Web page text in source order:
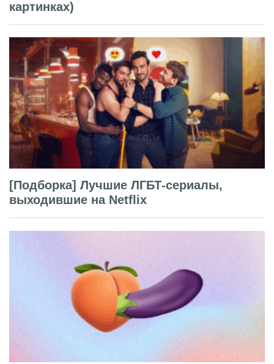
картинках)
[Подборка] Лучшие ЛГБТ-сериалы,
выходившие на Netflix